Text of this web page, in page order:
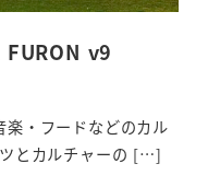
v9
楽・フードなどのカル
とカルチャーの […]